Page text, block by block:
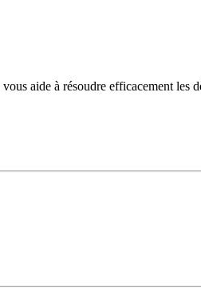
aide à résoudre efficacement